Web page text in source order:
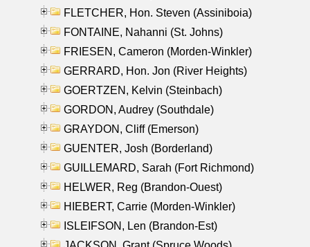
FLETCHER, Hon. Steven (Assiniboia)
FONTAINE, Nahanni (St. Johns)
FRIESEN, Cameron (Morden-Winkler)
GERRARD, Hon. Jon (River Heights)
GOERTZEN, Kelvin (Steinbach)
GORDON, Audrey (Southdale)
GRAYDON, Cliff (Emerson)
GUENTER, Josh (Borderland)
GUILLEMARD, Sarah (Fort Richmond)
HELWER, Reg (Brandon-Ouest)
HIEBERT, Carrie (Morden-Winkler)
ISLEIFSON, Len (Brandon-Est)